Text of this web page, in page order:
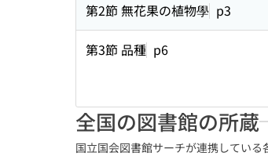
第2節 無花果の植物學 p3
第3節 品種 p6
全国の図書館の所蔵
国立国会図書館サーチが連携している